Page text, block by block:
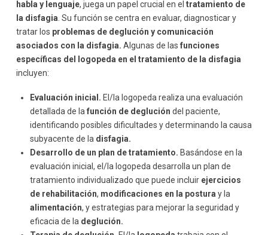
habla y lenguaje, juega un papel crucial en el tratamiento de
la disfagia . Su función se centra en evaluar, diagnosticar y
tratar los problemas de deglución y comunicación
asociados con la disfagia. Algunas de las funciones
específicas del logopeda en el tratamiento de la disfagia
incluyen:
Evaluación inicial. El/la logopeda realiza una evaluación
detallada de lafunción de deglución del paciente,
identificando posibles dificultades y determinando la causa
subyacente de la disfagia.
Desarrollo de un plan de tratamiento. Basándose en la
evaluación inicial, el/la logopeda desarrolla un plan de
tratamiento individualizado que puede incluir ejercicios
de rehabilitación, modificaciones en la postura y la
alimentación, y estrategias para mejorar la seguridad y
eficacia de la deglución.